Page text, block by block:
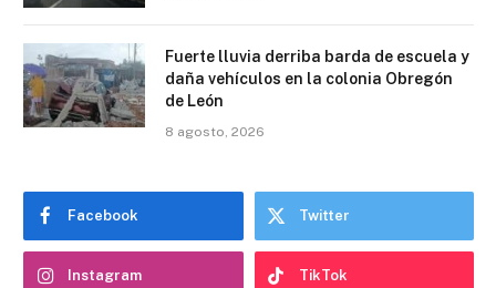
Fuerte lluvia derriba barda de escuela y
daña vehículos en la colonia Obregón
de León
8 agosto, 2026
Facebook Twitter
Instagram TikTok